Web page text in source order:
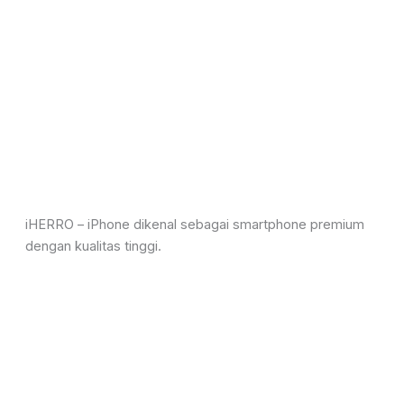
iHERRO – iPhone dikenal sebagai smartphone premium
dengan kualitas tinggi.